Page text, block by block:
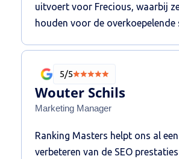
uitvoert voor Frecious, waarbij
houden voor de overkoepelende
daadwerkelijk meer verkeer
en weten we wat ze aan het
transparante manier van werken.
betrouwbaar waardoor ik ze van
kan bevelen!
5/5
Wouter Schils
Marketing Manager
Ranking Masters helpt ons al
verbeteren van de SEO